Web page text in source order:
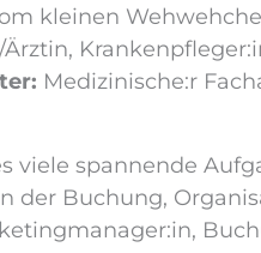
kleinen
Medizinische:r
viele spannende
der Buchung,